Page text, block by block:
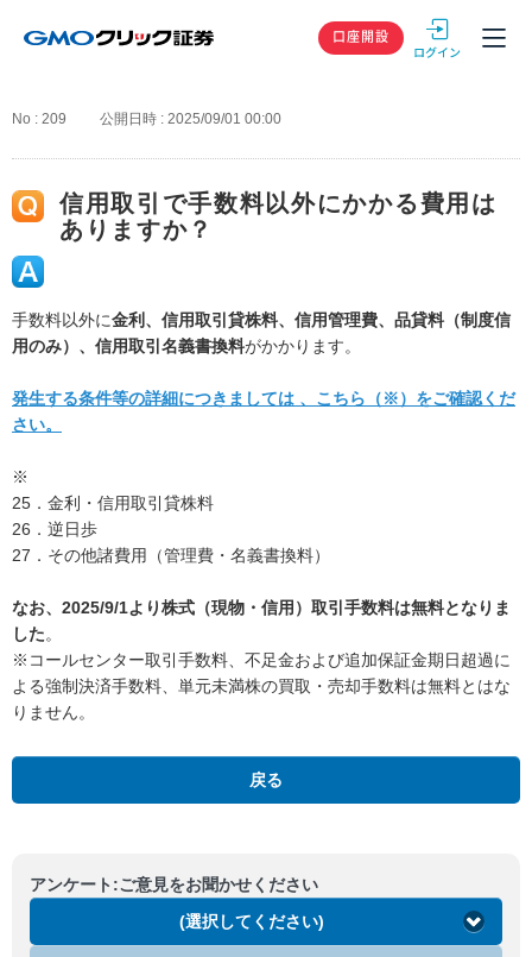
GMOクリック
口座開設
No : 209 公開日時 : 2025/09/01 00:00
信用取引で手数料以外にかかる費用は
ありますか？
手数料以外に金利、信用取引貸株料、信用管理費、品貸料（制度信
用のみ）、信用取引名義書換料がかかります。
発生する条件等の詳細につきましては 、こちら（※）をご確認くだ
さい。
※
25．金利・信用取引貸株料
26．逆日歩
27．その他諸費用（管理費・名義書換料）
なお、2025/9/1より株式（現物・信用）取引手数料は無料となりま
した。
※コールセンター取引手数料、不足金および追加保証金期日超過に
よる強制決済手数料、単元未満株の買取・売却手数料は無料とはな
りません。
戻る
アンケート:ご意見をお聞かせください
(選択してください)